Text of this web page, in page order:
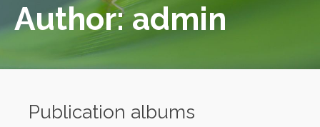
Author: admin
Publication albums